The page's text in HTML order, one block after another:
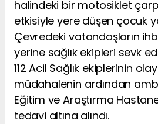
halindeki bir motosiklet
etkisiyle yere düşen çocuk
Çevredeki vatandaşların
yerine sağlık ekipleri sevk
112 Acil Sağlık ekiplerinin
müdahalenin ardından
Eğitim ve Araştırma
tedavi altına alındı.